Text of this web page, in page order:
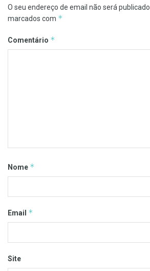
O seu endereço de email não será publicado.
marcados com *
Comentário *
Nome *
Email *
Site